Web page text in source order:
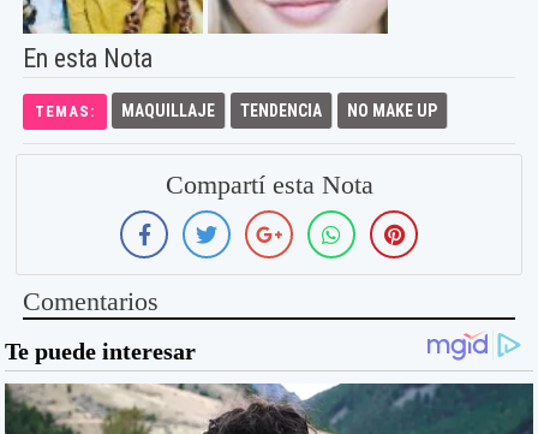
En esta Nota
TEMAS: MAQUILLAJE TENDENCIA NO MAKE UP
Compartí esta Nota
Comentarios